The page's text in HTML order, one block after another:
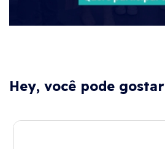
Hey, você pode gostar